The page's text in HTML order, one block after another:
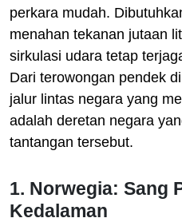
perkara mudah.
menahan tekanan jutaan
sirkulasi udara tetap
Dari terowongan pendek
jalur lintas negara yang
adalah deretan negara
tantangan tersebut.
1. Norwegia: Sang
Kedalaman